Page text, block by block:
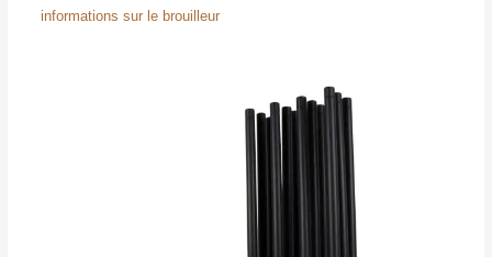
informations sur le brouilleur